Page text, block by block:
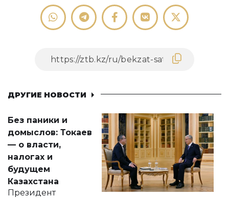
ДРУГИЕ НОВОСТИ
Без паники и
домыслов: Токаев
— о власти,
налогах и
будущем
Казахстана
Президент